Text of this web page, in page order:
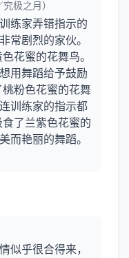
极之月）
练家弄错指示的
常剧烈的家伙。
花蜜的花舞鸟。
用舞蹈给予鼓励
粉色花蜜的花舞
训练家的指示都
了兰紫色花蜜的
而艳丽的舞蹈。
似乎很合得来，